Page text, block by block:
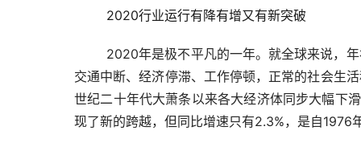
2020行业运行有降有增又有新突破
2020年是极不平凡的一年。就全球来说，
交通中断、经济停滞、工作停顿，正常的社会生
世纪二十年代大萧条以来各大经济体同步大幅下
现了新的跨越，但同比增速只有2.3%，是自1976